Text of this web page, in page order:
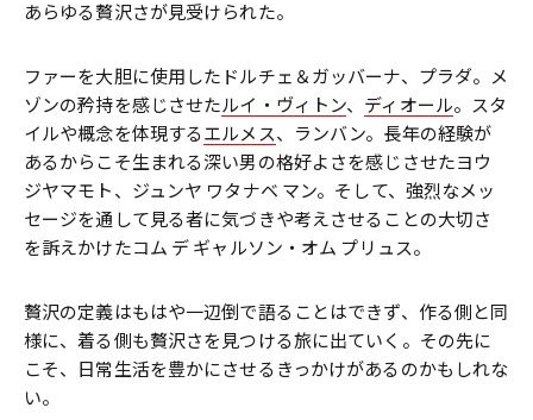
あらゆる贅沢さが見受けられた。
ファーを大胆に使用したドルチェ＆ガッバーナ、プラダ。メ
ゾンの矜持を感じさせたルイ・ヴィトン、 ディオール。スタ
イルや概念を体現するエルメス、ランバン。長年の経験が
あるからこそ生まれる深い男の格好よさを感じさせたヨウ
ジヤマモト、ジュンヤ ワタナベ マン。そして、強烈なメッ
セージを通して見る者に気づきや考えさせることの大切さ
を訴えかけたコム デ ギャルソン・オム プリュス。
贅沢の定義はもはや一辺倒で語ることはできず、作る側と同
様に、着る側も贅沢さを見つける旅に出ていく。その先に
こそ、日常生活を豊かにさせるきっかけがあるのかもしれな
い。